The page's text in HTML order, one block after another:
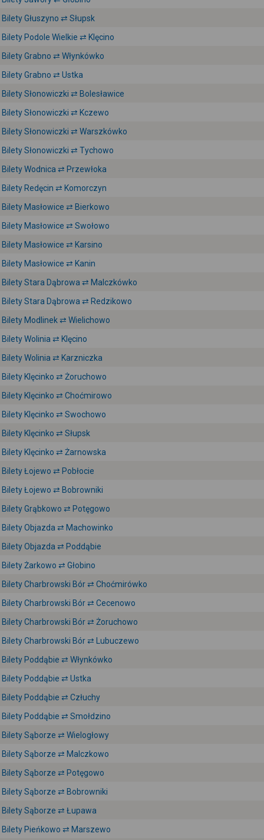
Bilety Głuszyno ⇄ Słupsk
Bilety Podole Wielkie ⇄ Klęcino
Bilety Grabno ⇄ Włynkówko
Bilety Grabno ⇄ Ustka
Bilety Słonowiczki ⇄ Bolesławice
Bilety Słonowiczki ⇄ Kczewo
Bilety Słonowiczki ⇄ Warszkówko
Bilety Słonowiczki ⇄ Tychowo
Bilety Wodnica ⇄ Przewłoka
Bilety Redęcin ⇄ Komorczyn
Bilety Masłowice ⇄ Bierkowo
Bilety Masłowice ⇄ Swołowo
Bilety Masłowice ⇄ Karsino
Bilety Masłowice ⇄ Kanin
Bilety Stara Dąbrowa ⇄ Malczkówko
Bilety Stara Dąbrowa ⇄ Redzikowo
Bilety Modlinek ⇄ Wielichowo
Bilety Wolinia ⇄ Klęcino
Bilety Wolinia ⇄ Karzniczka
Bilety Klęcinko ⇄ Żoruchowo
Bilety Klęcinko ⇄ Choćmirowo
Bilety Klęcinko ⇄ Swochowo
Bilety Klęcinko ⇄ Słupsk
Bilety Klęcinko ⇄ Żarnowska
Bilety Łojewo ⇄ Pobłocie
Bilety Łojewo ⇄ Bobrowniki
Bilety Grąbkowo ⇄ Potęgowo
Bilety Objazda ⇄ Machowinko
Bilety Objazda ⇄ Poddąbie
Bilety Żarkowo ⇄ Głobino
Bilety Charbrowski Bór ⇄ Choćmirówko
Bilety Charbrowski Bór ⇄ Cecenowo
Bilety Charbrowski Bór ⇄ Żoruchowo
Bilety Charbrowski Bór ⇄ Lubuczewo
Bilety Poddąbie ⇄ Włynkówko
Bilety Poddąbie ⇄ Ustka
Bilety Poddąbie ⇄ Człuchy
Bilety Poddąbie ⇄ Smołdzino
Bilety Sąborze ⇄ Wielogłowy
Bilety Sąborze ⇄ Malczkowo
Bilety Sąborze ⇄ Potęgowo
Bilety Sąborze ⇄ Bobrowniki
Bilety Sąborze ⇄ Łupawa
Bilety Pieńkowo ⇄ Marszewo